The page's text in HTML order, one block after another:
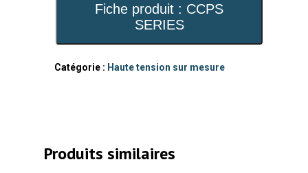
Fiche produit : CCPS
SERIES
Catégorie : Haute tension sur mesure
Produits similaires